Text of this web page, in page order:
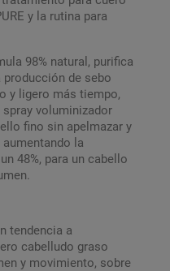
y la rutina para
98% natural, purifica
de sebo
y ligero más tiempo,
voluminizador
fino sin apelmazar y
la
48%, para un cabello
tendencia a
cabelludo graso
y movimiento, sobre